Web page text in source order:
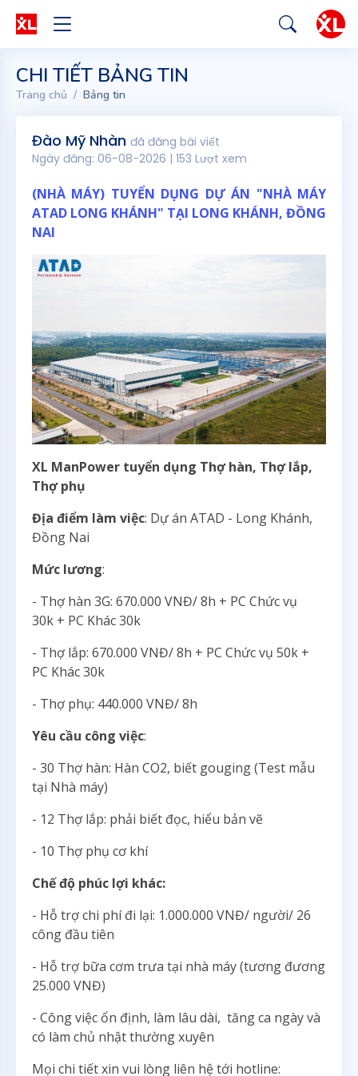
CHI TIẾT BẢNG TIN
Trang chủ Bảng tin
Đào Mỹ Nhàn đã đăng bài viết
Ngày đăng: 06-08-2026 | 153 Lượt xem
(NHÀ MÁY) TUYỂN DỤNG DỰ ÁN "NHÀ MÁY
ATAD LONG KHÁNH" TẠI LONG KHÁNH, ĐỒNG
NAI
XL ManPower tuyển dụng Thợ hàn, Thợ lắp,
Thợ phụ
Địa điểm làm việc: Dự án ATAD - Long Khánh,
Đồng Nai
Mức lương:
- Thợ hàn 3G: 670.000 VNĐ/ 8h + PC Chức vụ
30k + PC Khác 30k
- Thợ lắp: 670.000 VNĐ/ 8h + PC Chức vụ 50k +
PC Khác 30k
- Thợ phụ: 440.000 VNĐ/ 8h
Yêu cầu công việc:
- 30 Thợ hàn: Hàn CO2, biết gouging (Test mẫu
tại Nhà máy)
- 12 Thợ lắp: phải biết đọc, hiểu bản vẽ
- 10 Thợ phụ cơ khí
Chế độ phúc lợi khác:
- Hỗ trợ chi phí đi lại: 1.000.000 VNĐ/ người/ 26
công đầu tiên
- Hỗ trợ bữa cơm trưa tại nhà máy (tương đương
25.000 VNĐ)
- Công việc ổn định, làm lâu dài, tăng ca ngày và
có làm chủ nhật thường xuyên
Mọi chi tiết xin vui lòng liên hệ tới hotline: